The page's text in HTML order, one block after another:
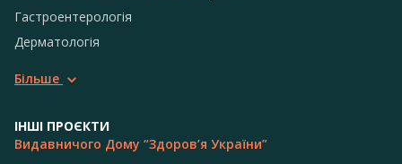
Гастроентерологія
Дерматологія
Більше
ІНШІ ПРОЄКТИ
Видавничого Дому “Здоров’я України”